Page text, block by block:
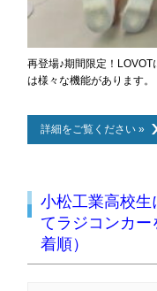
再登場♪期間限定！
は様々な機能があります
詳細をご覧ください »
小松工業高校生
てラジコンカ
着順）